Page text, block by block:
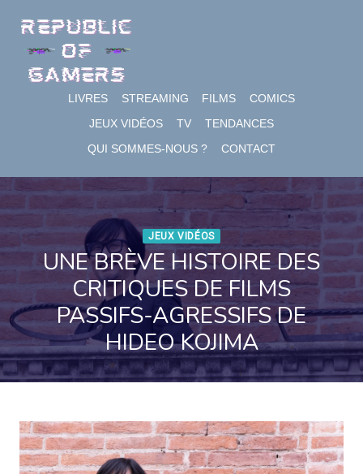
content
LIVRES STREAMING FILMS
COMICS
JEUX VIDÉOS
TV
TENDANCES
QUI SOMMES-NOUS ?
CONTACT
JEUX VIDÉOS
UNE BRÈVE HISTOIRE DES
CRITIQUES DE FILMS
PASSIFS-AGRESSIFS DE
HIDEO KOJIMA